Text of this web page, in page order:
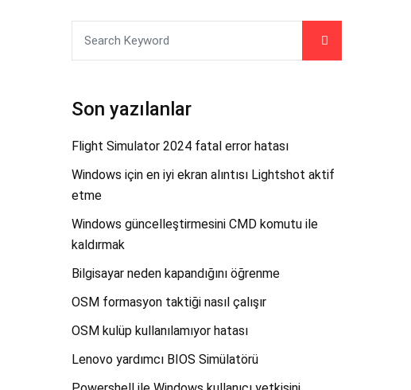
Son yazılanlar
Flight Simulator 2024 fatal error hatası
Windows için en iyi ekran alıntısı Lightshot aktif
etme
Windows güncelleştirmesini CMD komutu ile
kaldırmak
Bilgisayar neden kapandığını öğrenme
OSM formasyon taktiği nasıl çalışır
OSM kulüp kullanılamıyor hatası
Lenovo yardımcı BIOS Simülatörü